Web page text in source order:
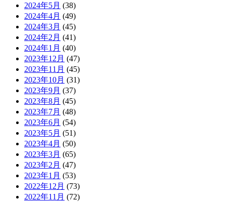
2024年5月 (38)
2024年4月 (49)
2024年3月 (45)
2024年2月 (41)
2024年1月 (40)
2023年12月 (47)
2023年11月 (45)
2023年10月 (31)
2023年9月 (37)
2023年8月 (45)
2023年7月 (48)
2023年6月 (54)
2023年5月 (51)
2023年4月 (50)
2023年3月 (65)
2023年2月 (47)
2023年1月 (53)
2022年12月 (73)
2022年11月 (72)